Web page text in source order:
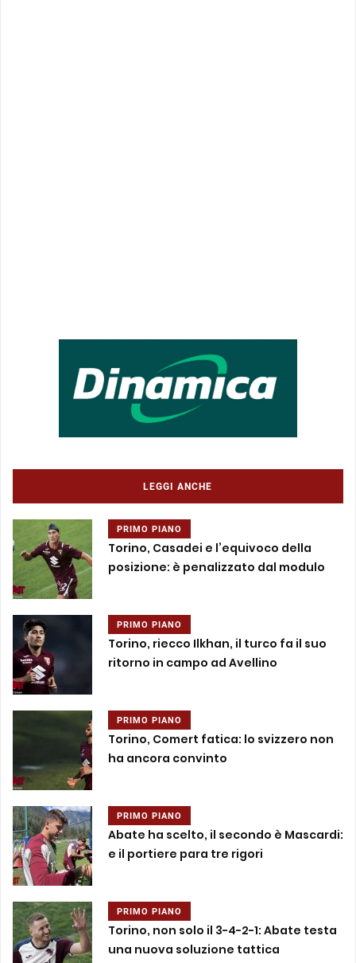
LEGGI ANCHE
PRIMO PIANO
Torino, Casadei e l’equivoco della
posizione: è penalizzato dal modulo
PRIMO PIANO
Torino, riecco Ilkhan, il turco fa il suo
ritorno in campo ad Avellino
PRIMO PIANO
Torino, Comert fatica: lo svizzero non
ha ancora convinto
PRIMO PIANO
Abate ha scelto, il secondo è Mascardi:
e il portiere para tre rigori
PRIMO PIANO
Torino, non solo il 3-4-2-1: Abate testa
una nuova soluzione tattica